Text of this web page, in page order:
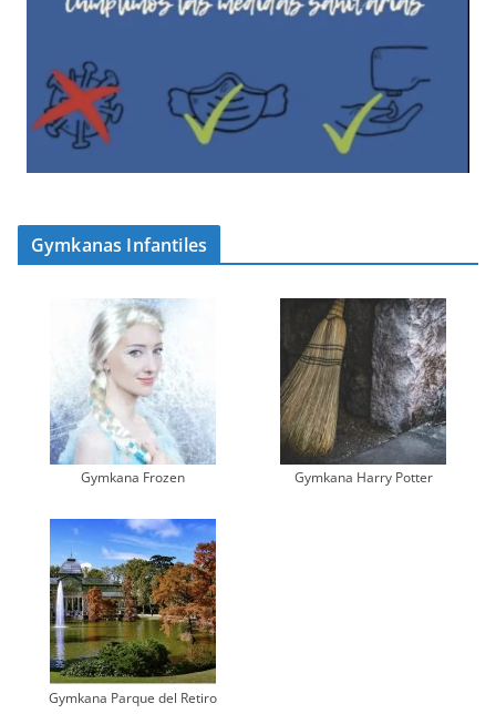
Gymkanas Infantiles
Gymkana Frozen Gymkana Harry Potter
Gymkana Parque del Retiro